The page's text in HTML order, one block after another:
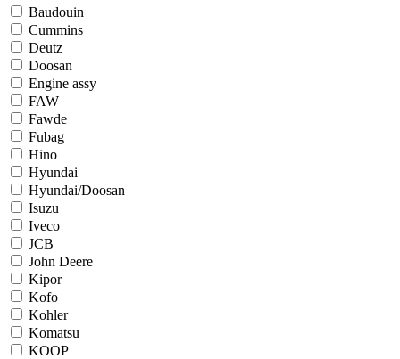
Baudouin
Cummins
Deutz
Doosan
Engine assy
FAW
Fawde
Fubag
Hino
Hyundai
Hyundai/Doosan
Isuzu
Iveco
JCB
John Deere
Kipor
Kofo
Kohler
Komatsu
KOOP